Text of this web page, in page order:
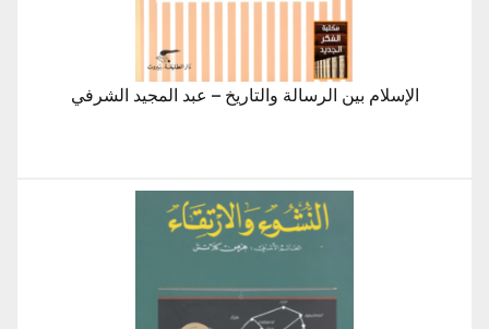
الإسلام بين الرسالة والتاريخ – عبد المجيد الشرفي